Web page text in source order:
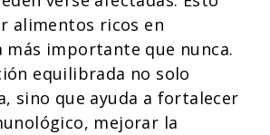
alimentos ricos en
más importante que nunca.
equilibrada no solo
sino que ayuda a fortalecer
mejorar la